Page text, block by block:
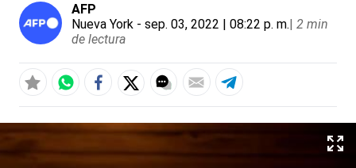
AFP
Nueva York - sep. 03, 2022 | 08:22 p. m.| 2 min
de lectura